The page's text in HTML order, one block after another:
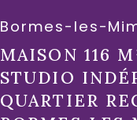
Bormes-les-
MAISON 116
STUDIO
QUARTIER